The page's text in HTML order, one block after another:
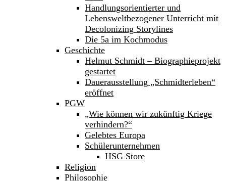
Handlungsorientierter und
Lebensweltbezogener Unterricht mit
Decolonizing Storylines
Die 5a im Kochmodus
Geschichte
Helmut Schmidt – Biographieprojekt
gestartet
Dauerausstellung „Schmidterleben“
eröffnet
PGW
„Wie können wir zukünftig Kriege
verhindern?“
Gelebtes Europa
Schülerunternehmen
HSG Store
Religion
Philosophie